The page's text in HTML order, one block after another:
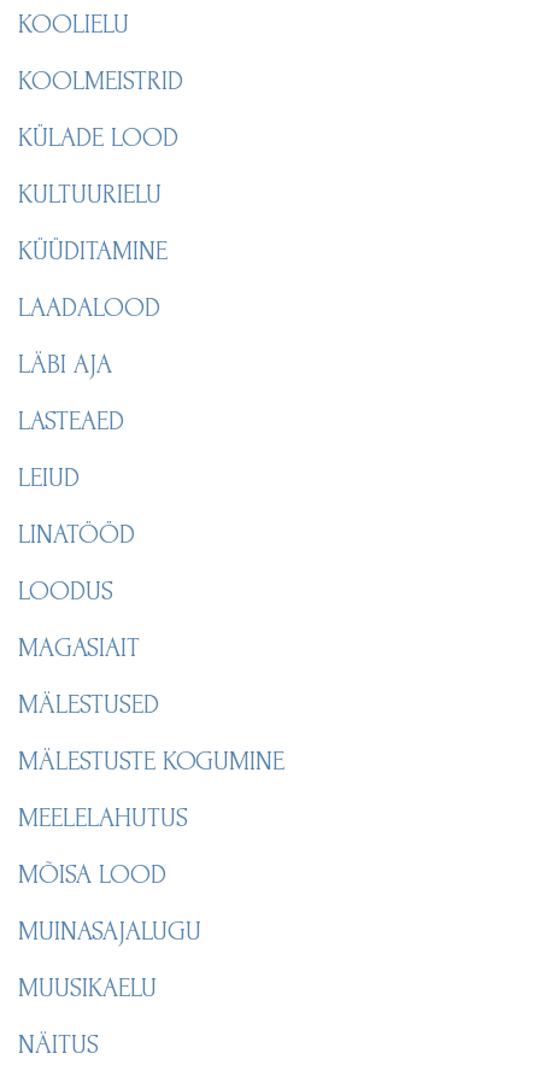
KOOLIELU
KOOLMEISTRID
KÜLADE LOOD
KULTUURIELU
KÜÜDITAMINE
LAADALOOD
LÄBI AJA
LASTEAED
LEIUD
LINATÖÖD
LOODUS
MAGASIAIT
MÄLESTUSED
MÄLESTUSTE KOGUMINE
MEELELAHUTUS
MÕISA LOOD
MUINASAJALUGU
MUUSIKAELU
NÄITUS